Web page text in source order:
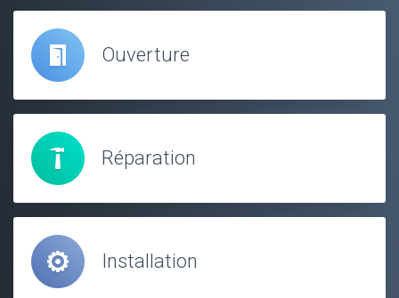
Ouverture
Réparation
Installation